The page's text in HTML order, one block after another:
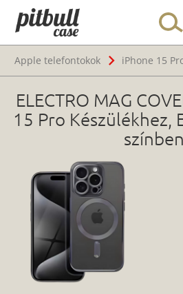
Apple telefontokok
iPhone 15
ELECTRO MAG
15 Pro Készülékhez,
színben